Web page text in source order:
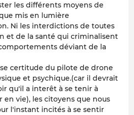
les différents moyens de
mis en lumière
Ni les interdictions de toutes
et de la santé qui criminalisent
déviant de la
certitude du pilote de drone
et psychique.(car il devrait
qu'il a interêt à se tenir à
en vie), les citoyens que nous
l'instant incités à se sentir